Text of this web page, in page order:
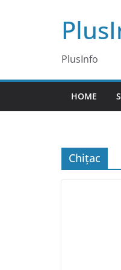
PlusInfo
HOME
Chițac